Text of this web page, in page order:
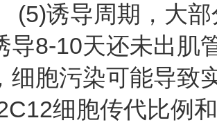
(5)诱导周期，大
导8-10天还未出肌
细胞污染可能导致
细胞传代比例